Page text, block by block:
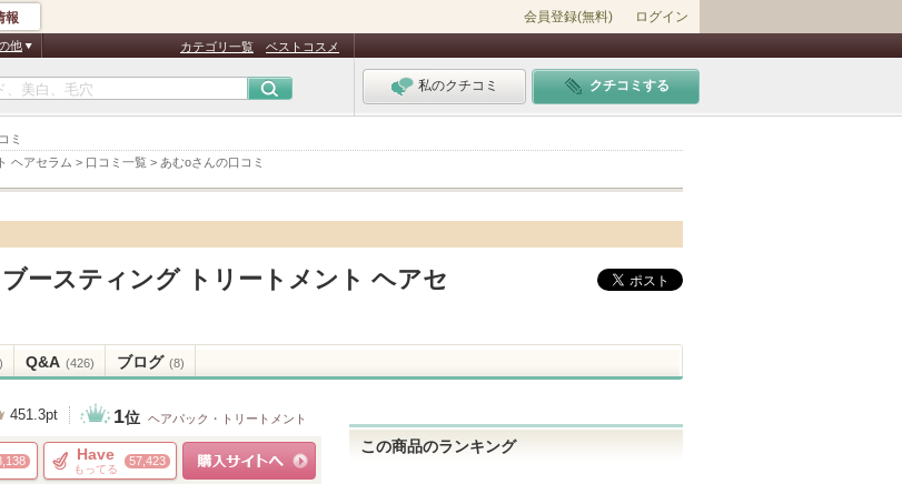
ミ
ヘアセラム > 口コミ一覧 > あむoさんの口コミ
報 会員登録(無料) ログイン
他 カテゴリ一覧 ベストコスメ
私のクチコミ クチコミする
ースティング トリートメント ヘアセ
Q&A (426) ブログ (8)
451.3pt 1位 ヘアパック・トリートメント
Have
もってる
57,423
この商品のランキング